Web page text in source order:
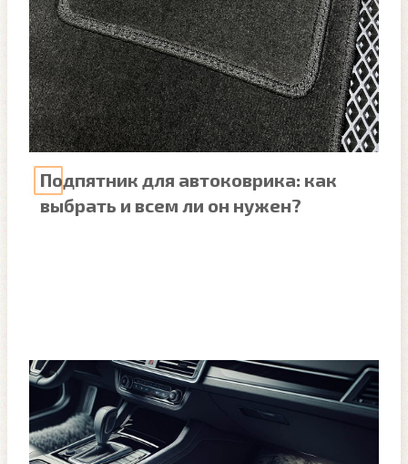
Подпятник для автоковрика: как
выбрать и всем ли он нужен?